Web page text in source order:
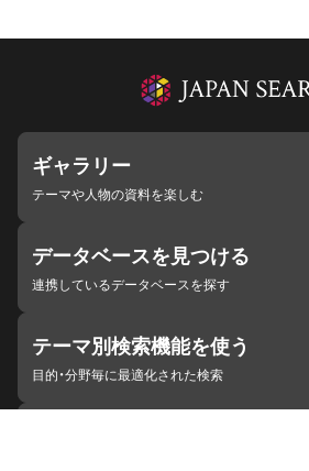
ギャラリー
テーマや人物の資料を楽しむ
データベースを見つける
連携しているデータベースを探す
テーマ別検索機能を使う
目的・分野毎に最適化された検索